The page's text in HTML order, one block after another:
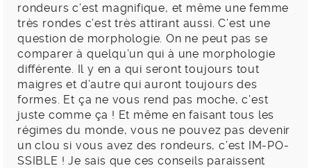
rondeurs c’est magnifique, et même une femme
très rondes c’est très attirant aussi. C’est une
question de morphologie. On ne peut pas se
comparer à quelqu’un qui à une morphologie
différente. Il y en a qui seront toujours tout
maigres et d’autre qui auront toujours des
formes. Et ça ne vous rend pas moche, c’est
juste comme ça ! Et même en faisant tous les
régimes du monde, vous ne pouvez pas devenir
un clou si vous avez des rondeurs, c’est IM-PO-
SSIBLE ! Je sais que ces conseils paraissent